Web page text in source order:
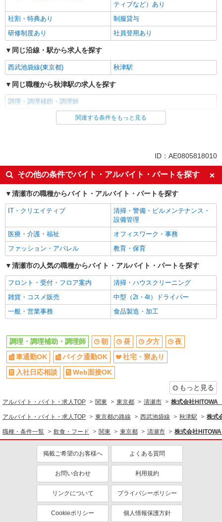
ティブなど）あり
社割・特典あり
制服貸与
研修制度あり
社員登用あり
同じ沿線・駅から求人を探す
西武池袋線(東京都) 秋津駅
同じ職種から秋津駅の求人を探す
調理・調理補助・調理師
同じ雇用形態から秋津駅の求人を探す
朝
昼
夕方
夜
車通勤OK
バイク通勤OK
社宅・寮あり
入社日応相談
Web面接OK
友達と応募OK
職場見学OKまたは説明会あり
未経験歓迎
経験者・有資格者歓迎
新卒・第二新卒歓迎
女性活躍中
主婦・主夫歓迎
フリーター歓迎
学歴不問
ブランクOK
ミドル（40代～）活躍中
エルダー（50代～）活躍中
シニア（60代～）活躍中
時間固定シフト制
時間や曜日が選べる・シフト自由
禁煙・分煙
交通費支給
社会保険あり
産休・育休取得実績あり
退職金・財形貯蓄制度あり
各種手当（家族・役職・インセン
研修制度あり
社員登用あり
同じ職種から求人を探す
飲食・フード
調理・調理補助・調理師
同じ特徴から求人を探す
関連する条件をもっと見る
ID：AE0805818010
その他の条件でバイト・アルバイト・パートを探す
清瀬市の職種からバイト・アルバイト・パートを探す
IT・クリエイティブ
清掃・警備・ビルメンテナンス・
設備管理
医療・介護・福祉
オフィスワーク・事務
ファッション・アパレル
教育・保育
清瀬市の人気の職種からバイト・アルバイト・パートを探す
フロント・受付・フロア案内
清掃・ハウスクリーニング
雑貨・コスメ販売
中型（2t・4t）ドライバー
一般・営業事務
食品製造・加工
調理・調理補助・調理師 朝 昼 夕方
夜
車通勤OK
バイク通勤OK
社宅・寮あり
入社日応相談
Web面接OK
もっと見る
アルバイト・バイト・求人TOP 関東 東京都 清瀬市 株式会社HITOWA
アルバイト・バイト・求人TOP 東京都の路線 西武池袋線 秋津駅 株式
職種・条件一覧 飲食・フード 関東 東京都 清瀬市 株式会社
掲載ご希望のお客様へ よくある質問
お問い合わせ 利用規約
リンクについて プライバシーポリシー
Cookieポリシー 個人情報保護方針